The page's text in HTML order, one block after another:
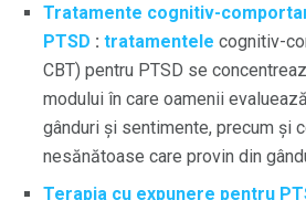
Tratamente cognitiv-
PTSD : tratamentele cognitiv-
CBT) pentru PTSD se
modului în care oamenii
gânduri și sentimente, precum și
nesănătoase care provin din
Terapia cu expunere pentru